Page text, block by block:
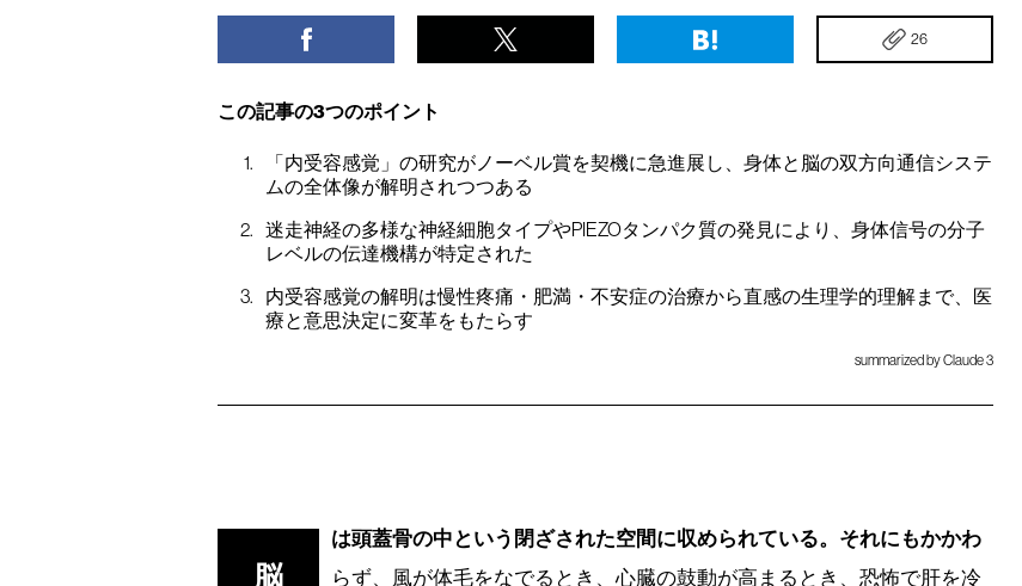
26
この記事の3つのポイント
「内受容感覚」の研究がノーベル賞を契機に急進展し、身体と脳の双方向通信システ
ムの全体像が解明されつつある
迷走神経の多様な神経細胞タイプやPIEZOタンパク質の発見により、身体信号の分子
レベルの伝達機構が特定された
内受容感覚の解明は慢性疼痛・肥満・不安症の治療から直感の生理学的理解まで、医
療と意思決定に変革をもたらす
summarized by Claude 3
脳
は頭蓋骨の中という閉ざされた空間に収められている。それにもかかわ
らず、風が体毛をなでるとき、心臓の鼓動が高まるとき、恐怖で肝を冷